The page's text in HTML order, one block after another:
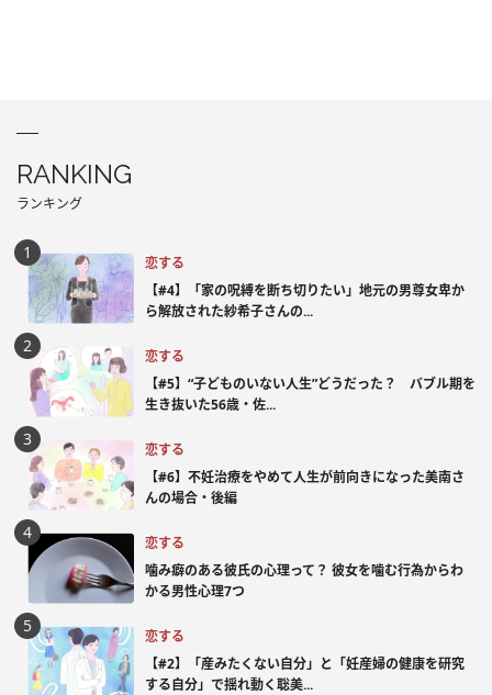
RANKING
ランキング
恋する
【#4】「家の呪縛を断ち切りたい」地元の男尊女卑か
ら解放された紗希子さんの...
恋する
【#5】“子どものいない人生”どうだった？ バブル期を
生き抜いた56歳・佐...
恋する
【#6】不妊治療をやめて人生が前向きになった美南さ
んの場合・後編
恋する
噛み癖のある彼氏の心理って？ 彼女を噛む行為からわ
かる男性心理7つ
恋する
【#2】「産みたくない自分」と「妊産婦の健康を研究
する自分」で揺れ動く聡美...